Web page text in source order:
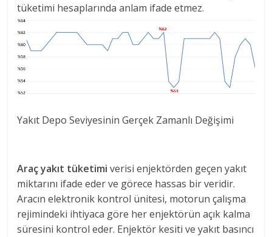
tüketimi hesaplarında anlam ifade etmez.
Yakıt Depo Seviyesinin Gerçek Zamanlı Değişimi
Araç yakıt tüketimi verisi enjektörden geçen yakıt
miktarını ifade eder ve görece hassas bir veridir.
Aracın elektronik kontrol ünitesi, motorun çalışma
rejimindeki ihtiyaca göre her enjektörün açık kalma
süresini kontrol eder. Enjektör kesiti ve yakıt basıncı